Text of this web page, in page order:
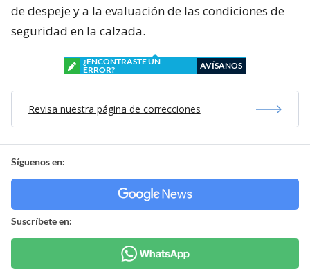
de despeje y a la evaluación de las condiciones de
seguridad en la calzada.
¿ENCONTRASTE UN
ERROR?
AVÍSANOS
Revisa nuestra página de correcciones
Síguenos en:
Suscríbete en: